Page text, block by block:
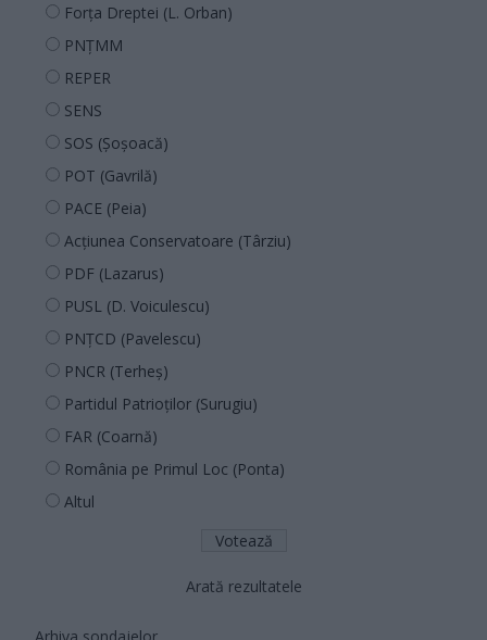
Forța Dreptei (L. Orban)
PNȚMM
REPER
SENS
SOS (Șoșoacă)
POT (Gavrilă)
PACE (Peia)
Acțiunea Conservatoare (Târziu)
PDF (Lazarus)
PUSL (D. Voiculescu)
PNȚCD (Pavelescu)
PNCR (Terheș)
Partidul Patrioților (Surugiu)
FAR (Coarnă)
România pe Primul Loc (Ponta)
Altul
Arată rezultatele